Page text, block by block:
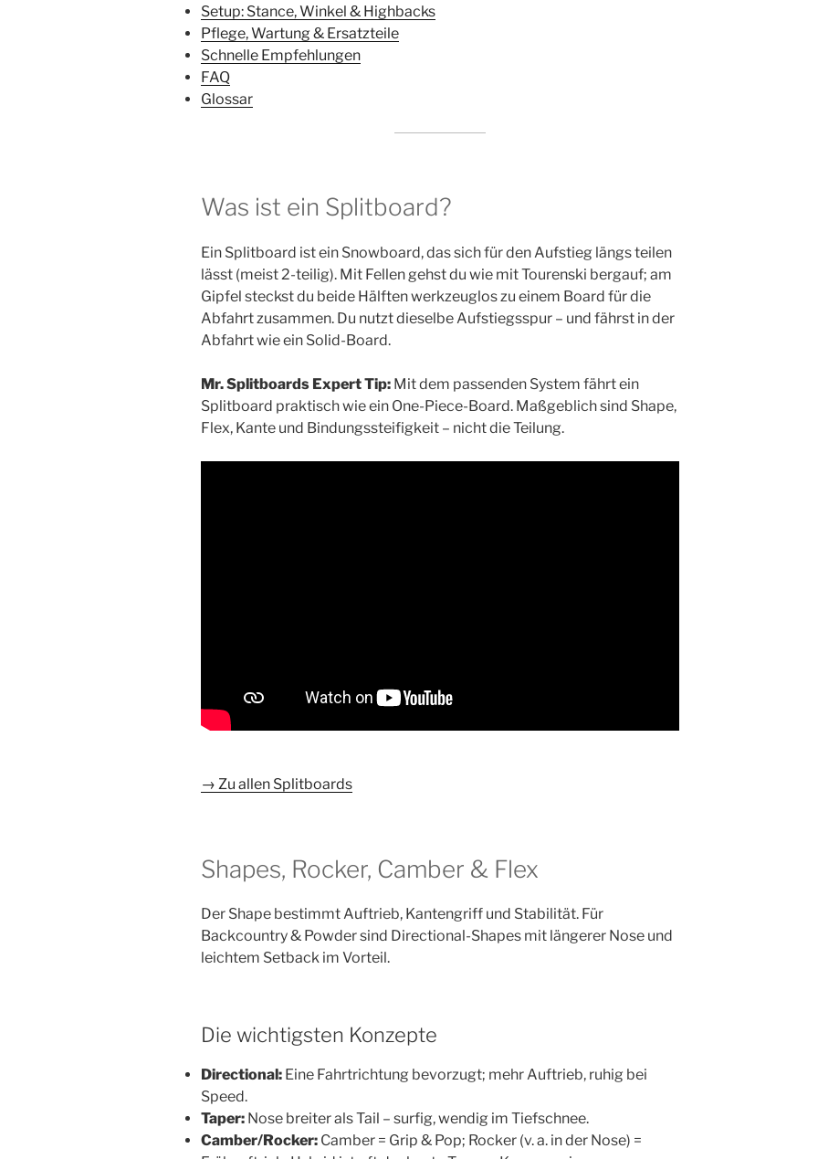
Setup: Stance, Winkel & Highbacks
Pflege, Wartung & Ersatzteile
Schnelle Empfehlungen
FAQ
Glossar
Was ist ein Splitboard?
Ein Splitboard ist ein Snowboard, das sich für den Aufstieg längs teilen
lässt (meist 2-teilig). Mit Fellen gehst du wie mit Tourenski bergauf; am
Gipfel steckst du beide Hälften werkzeuglos zu einem Board für die
Abfahrt zusammen. Du nutzt dieselbe Aufstiegsspur – und fährst in der
Abfahrt wie ein Solid-Board.
Mr. Splitboards Expert Tip: Mit dem passenden System fährt ein
Splitboard praktisch wie ein One-Piece-Board. Maßgeblich sind Shape,
Flex, Kante und Bindungssteifigkeit – nicht die Teilung.
→ Zu allen Splitboards
Shapes, Rocker, Camber & Flex
Der Shape bestimmt Auftrieb, Kantengriff und Stabilität. Für
Backcountry & Powder sind Directional-Shapes mit längerer Nose und
leichtem Setback im Vorteil.
Die wichtigsten Konzepte
Directional: Eine Fahrtrichtung bevorzugt; mehr Auftrieb, ruhig bei
Speed.
Taper: Nose breiter als Tail – surfig, wendig im Tiefschnee.
Camber/Rocker: Camber = Grip & Pop; Rocker (v. a. in der Nose) =